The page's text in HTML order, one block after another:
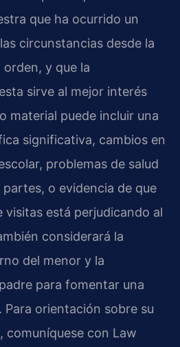
que ha ocurrido un
circunstancias desde la
y que la
sirve al mejor interés
material puede incluir una
significativa, cambios en
problemas de salud
partes, o evidencia de que
visitas está perjudicando al
considerará la
del menor y la
para fomentar una
orientación sobre su
comuníquese con Law